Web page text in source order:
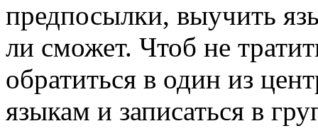
предпосылки, выучить
ли сможет. Чтоб не
обратиться в один из
языкам и записаться в